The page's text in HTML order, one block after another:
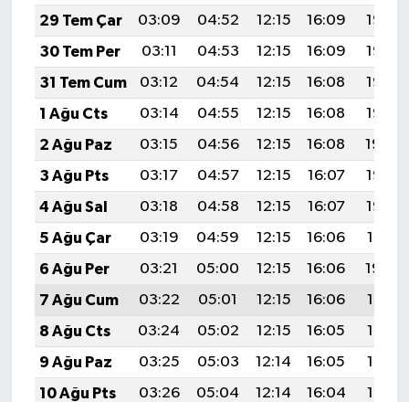
29 Tem Çar
03:09 04:52 12:15 16:09
19:28
30 Tem Per
03:11 04:53 12:15 16:09
19:27
31 Tem Cum
03:12 04:54 12:15 16:08
19:26
1 Ağu Cts
03:14 04:55 12:15 16:08
19:25
2 Ağu Paz
03:15 04:56 12:15 16:08
19:24
3 Ağu Pts
03:17 04:57 12:15 16:07
19:23
4 Ağu Sal
03:18 04:58 12:15 16:07
19:22
5 Ağu Çar
03:19 04:59 12:15 16:06
19:21
6 Ağu Per
03:21 05:00 12:15 16:06
19:20
7 Ağu Cum
03:22 05:01 12:15 16:06
19:19
8 Ağu Cts
03:24 05:02 12:15 16:05
19:17
9 Ağu Paz
03:25 05:03 12:14 16:05
19:16
10 Ağu Pts
03:26 05:04 12:14 16:04
19:15